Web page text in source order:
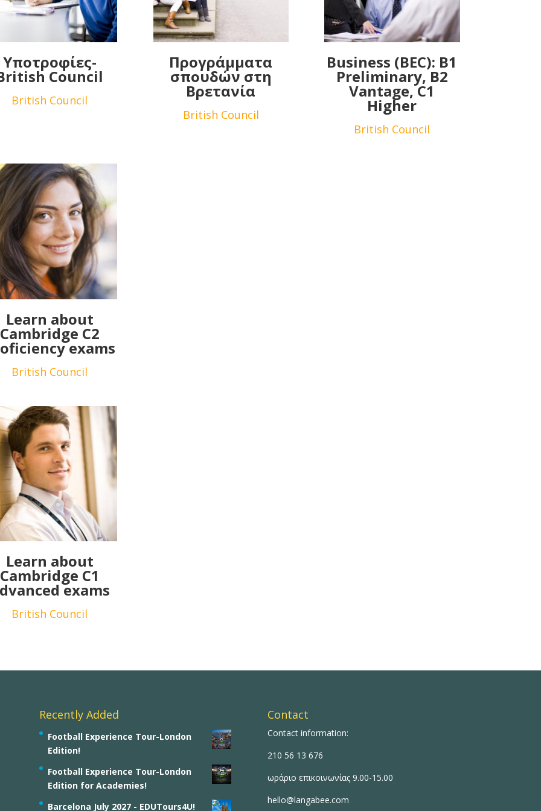
Υποτροφίες-
Council
British Council
Προγράμματα
σπουδών στη
Βρετανία
British Council
Business (BEC): B1
Preliminary, B2
Vantage, C1
Higher
British Council
Learn about
Cambridge C2
exams
British Council
Learn about
Cambridge C1
exams
British Council
Recently Added
Football Experience Tour-London
Edition!
Football Experience Tour-London
Edition for Academies!
Barcelona July 2027 - EDUTours4U!
Contact
Contact information:
210 56 13 676
ωράριο επικοινωνίας 9.00-15.00
hello@langabee.com